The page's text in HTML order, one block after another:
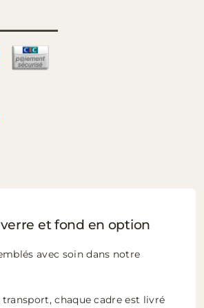
et fond en option
avec soin dans notre
chaque cadre est livré